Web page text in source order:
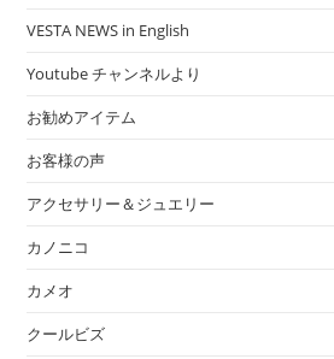
VESTA NEWS in English
Youtube チャンネルより
お勧めアイテム
お客様の声
アクセサリー＆ジュエリー
カノニコ
カメオ
クールビズ